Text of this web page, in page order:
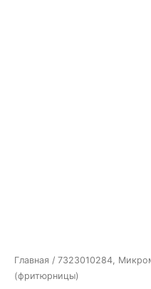
Главная / 7323010284,
(фритюрницы)